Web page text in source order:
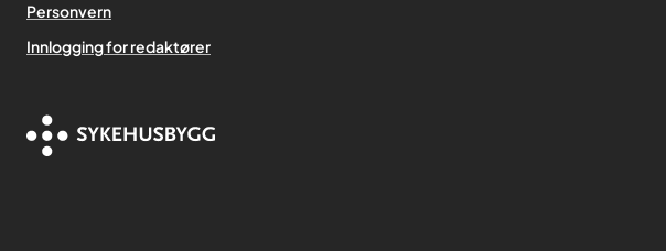
Personvern
Innlogging for redaktører